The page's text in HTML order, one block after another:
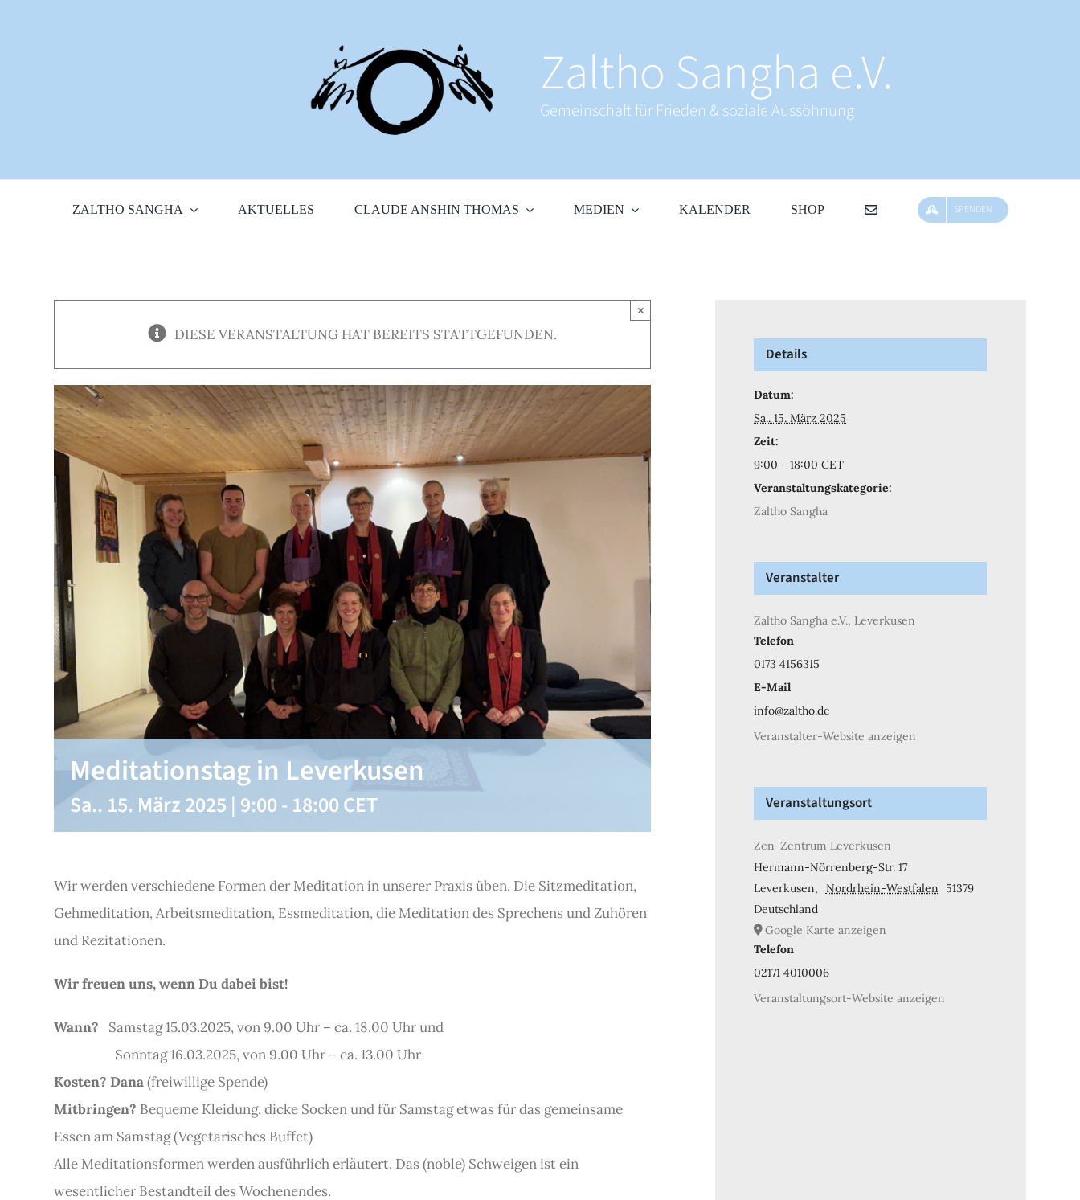
Zaltho Sangha e.V.
Gemeinschaft für Frieden & soziale Aussöhnung
ZALTHO SANGHA AKTUELLES CLAUDE ANSHIN THOMAS MEDIEN KALENDER SHOP SPENDEN
DIESE VERANSTALTUNG HAT BEREITS STATTGEFUNDEN.
×
Meditationstag in Leverkusen
Sa.. 15. März 2025 | 9:00- 18:00CET
Wir werden verschiedene Formen der Meditation in unserer Praxis üben. Die Sitzmeditation,
Gehmeditation, Arbeitsmeditation, Essmeditation, die Meditation des Sprechens und Zuhören
und Rezitationen.
Wir freuen uns, wenn Du dabei bist!
Wann? Samstag 15.03.2025, von 9.00 Uhr – ca. 18.00 Uhr und
Sonntag 16.03.2025, von 9.00 Uhr – ca. 13.00 Uhr
Kosten? Dana(freiwillige Spende)
Mitbringen? Bequeme Kleidung, dicke Socken und für Samstag etwas für das gemeinsame
Essen am Samstag (Vegetarisches Buffet)
Alle Meditationsformen werden ausführlicherläutert. Das (noble) Schweigen ist ein
wesentlicher Bestandteil des Wochenendes.
Details
Datum:
Sa.. 15. März 2025
Zeit:
9:00 - 18:00CET
Veranstaltungskategorie:
Zaltho Sangha
Veranstalter
Zaltho Sangha e.V., Leverkusen
Telefon
0173 4156315
E-Mail
info@zaltho.de
Veranstalter-Website anzeigen
Veranstaltungsort
Zen-Zentrum Leverkusen
Hermann-Nörrenberg-Str. 17
Leverkusen, Nordrhein-Westfalen 51379
Deutschland
Google Karte anzeigen
Telefon
02171 4010006
Veranstaltungsort-Website anzeigen